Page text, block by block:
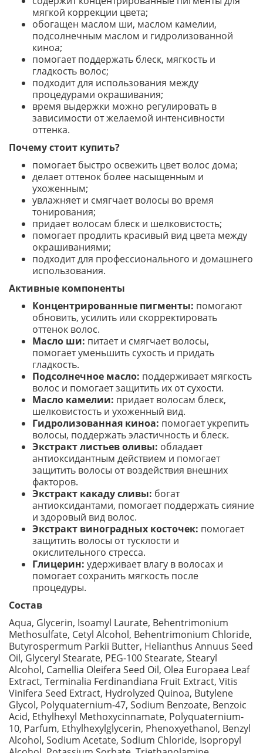
мягкой коррекции цвета;
обогащен маслом ши, маслом камелии,
подсолнечным маслом и гидролизованной
киноа;
помогает поддержать блеск, мягкость и
гладкость волос;
подходит для использования между
процедурами окрашивания;
время выдержки можно регулировать в
зависимости от желаемой интенсивности
оттенка.
Почему стоит купить?
помогает быстро освежить цвет волос дома;
делает оттенок более насыщенным и
ухоженным;
увлажняет и смягчает волосы во время
тонирования;
придает волосам блеск и шелковистость;
помогает продлить красивый вид цвета между
окрашиваниями;
подходит для профессионального и домашнего
использования.
Активные компоненты
Концентрированные пигменты: помогают
обновить, усилить или скорректировать
оттенок волос.
Масло ши: питает и смягчает волосы,
помогает уменьшить сухость и придать
гладкость.
Подсолнечное масло: поддерживает мягкость
волос и помогает защитить их от сухости.
Масло камелии: придает волосам блеск,
шелковистость и ухоженный вид.
Гидролизованная киноа: помогает укрепить
волосы, поддержать эластичность и блеск.
Экстракт листьев оливы: обладает
антиоксидантным действием и помогает
защитить волосы от воздействия внешних
факторов.
Экстракт какаду сливы: богат
антиоксидантами, помогает поддержать сияние
и здоровый вид волос.
Экстракт виноградных косточек: помогает
защитить волосы от тусклости и
окислительного стресса.
Глицерин: удерживает влагу в волосах и
помогает сохранить мягкость после
процедуры.
Состав
Aqua, Glycerin, Isoamyl Laurate, Behentrimonium
Methosulfate, Cetyl Alcohol, Behentrimonium Chloride,
Butyrospermum Parkii Butter, Helianthus Annuus Seed
Oil, Glyceryl Stearate, PEG-100 Stearate, Stearyl
Alcohol, Camellia Oleifera Seed Oil, Olea Europaea Leaf
Extract, Terminalia Ferdinandiana Fruit Extract, Vitis
Vinifera Seed Extract, Hydrolyzed Quinoa, Butylene
Glycol, Polyquaternium-47, Sodium Benzoate, Benzoic
Acid, Ethylhexyl Methoxycinnamate, Polyquaternium-
10, Parfum, Ethylhexylglycerin, Phenoxyethanol, Benzyl
Alcohol, Sodium Acetate, Sodium Chloride, Isopropyl